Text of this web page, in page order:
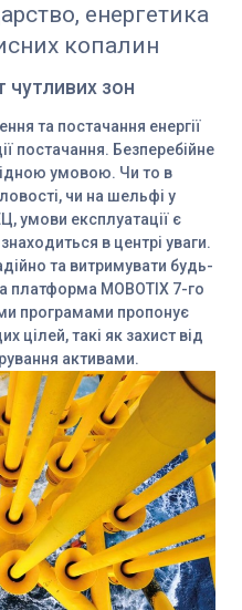
енергетика
копалин
чутливих зон
та постачання енергії
постачання. Безперебійне
умовою. Чи то в
чи на шельфі у
умови експлуатації є
в центрі уваги.
та витримувати будь-
платформа MOBOTIX 7-го
програмами пропонує
цілей, такі як захист від
активами.